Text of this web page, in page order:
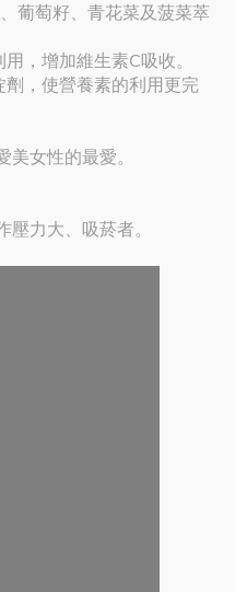
葡萄籽、青花菜及菠菜萃
，增加維生素C吸收。
，使營養素的利用更完
女性的最愛。
力大、吸菸者。